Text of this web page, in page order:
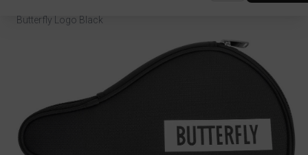
Mailalaukku & mailapussi /
Butterfly Logo Black